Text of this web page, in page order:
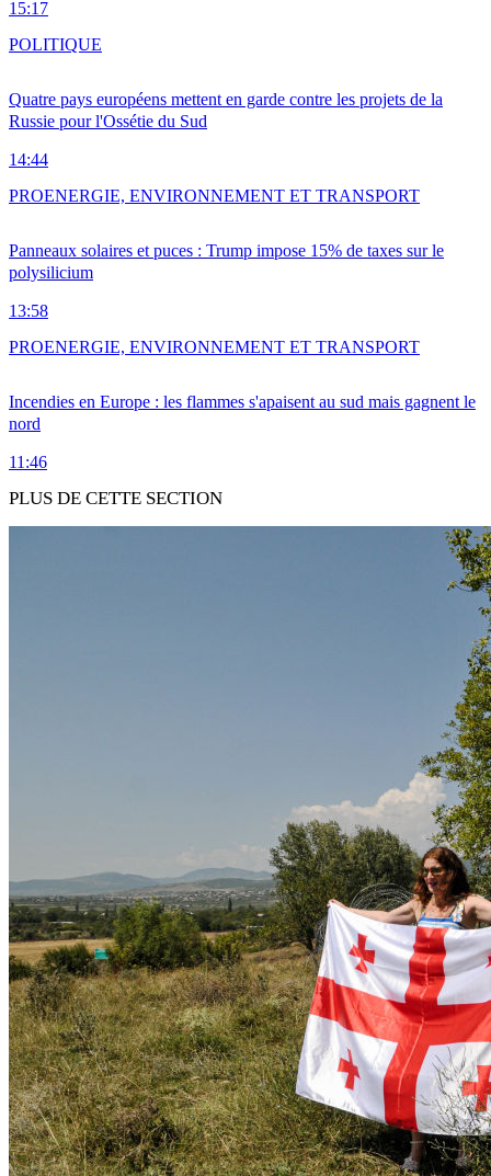
15:17
Quatre pays européens mettent en garde contre les projets de la
Russie pour l'Ossétie du Sud
14:44
POLITIQUE
Panneaux solaires et puces : Trump impose 15% de taxes sur le
polysilicium
13:58
PROENERGIE, ENVIRONNEMENT ET TRANSPORT
Incendies en Europe : les flammes s'apaisent au sud mais gagnent le
nord
11:46
PROENERGIE, ENVIRONNEMENT ET TRANSPORT
PLUS DE CETTE SECTION